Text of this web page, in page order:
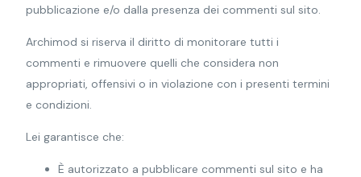
pubblicazione e/o dalla presenza dei commenti sul sito.
Archimod si riserva il diritto di monitorare tutti i
commenti e rimuovere quelli che considera non
appropriati, offensivi o in violazione con i presenti termini
e condizioni.
Lei garantisce che:
È autorizzato a pubblicare commenti sul sito e ha